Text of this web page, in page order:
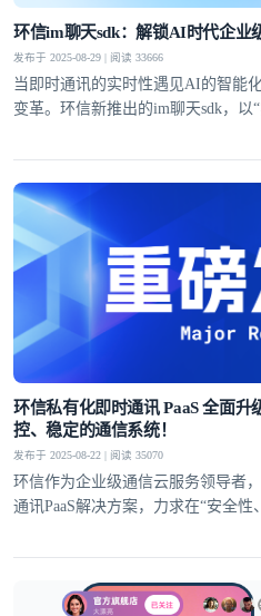
环信im聊天sdk：解锁AI时代企业
发布于 2025-08-29 | 阅读 33666
当即时通讯的实时性遇见AI的智能
变革。环信新推出的im聊天sdk，以
到高并发场景落地的全链路解决方案
环信私有化即时通讯 PaaS 全面
控、稳定的通信系统！
发布于 2025-08-22 | 阅读 35070
环信作为企业级通信云服务领导者
通讯PaaS解决方案，力求在“安全性
求。